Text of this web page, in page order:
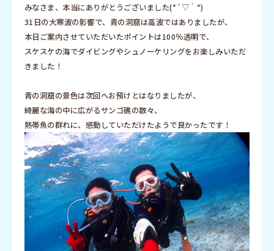
みなさま、本当にありがとうございました(*´▽｀*)
31日の大寒波の影響で、青の洞窟は高波ではありましたが、
本日ご案内させていただいたポイントは100％透明で、
スケスケの海でダイビングやシュノーケリングをお楽しみいただ
きました！
青の洞窟の景色は次回へお預けとはなりましたが、
綺麗な海の中に広がるサンゴ礁の数々、
熱帯魚の群れに、感動していただけたようで良かったです！